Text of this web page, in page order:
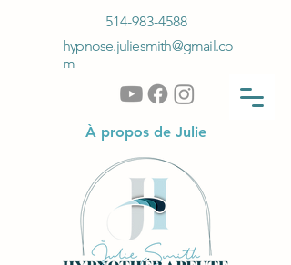
514-983-4588
hypnose.juliesmith@gmail.co
m
À propos de Julie